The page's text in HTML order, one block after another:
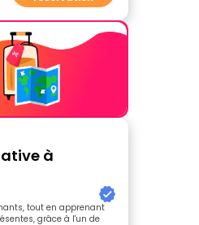
à
tout en apprenant
grâce à l'un de